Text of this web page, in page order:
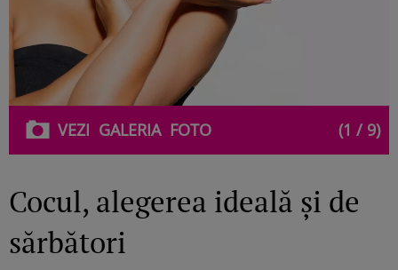
VEZI GALERIAFOTO (1 / 9)
Cocul, alegerea ideală și de
sărbători